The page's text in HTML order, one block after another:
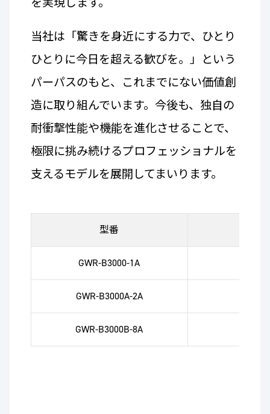
当社は「驚きを身近にする力で、ひとり
ひとりに今日を超える歓びを。」という
パーパスのもと、これまでにない価値創
造に取り組んでいます。今後も、独自の
耐衝撃性能や機能を進化させることで、
極限に挑み続けるプロフェッショナルを
支えるモデルを展開してまいります。
型番
GWR-B3000-1A
GWR-B3000A-2A
GWR-B3000B-8A